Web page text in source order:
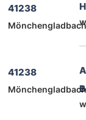
41238
Mönchengladbach
41238
Mönchengladbach